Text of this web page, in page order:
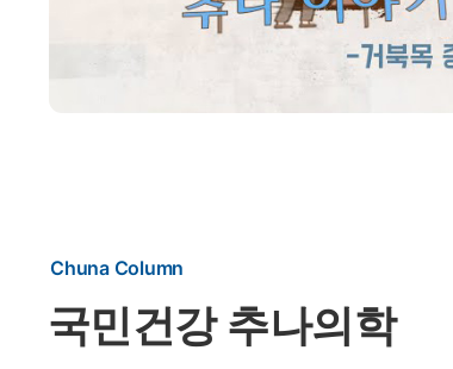
Chuna Column
국민건강 추나의학